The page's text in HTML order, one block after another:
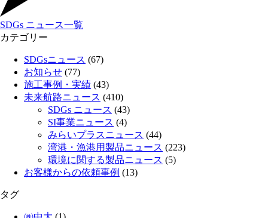
SDGs ニュース一覧
カテゴリー
SDGsニュース (67)
お知らせ (77)
施工事例・実績 (43)
未来航路ニュース (410)
SDGs ニュース (43)
SI事業ニュース (4)
みらいプラスニュース (44)
湾港・漁港用製品ニュース (223)
環境に関する製品ニュース (5)
お客様からの依頼事例 (13)
タグ